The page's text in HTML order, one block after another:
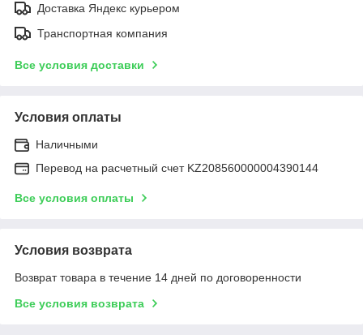
Доставка Яндекс курьером
Транспортная компания
Все условия доставки
Условия оплаты
Наличными
Перевод на расчетный счет KZ208560000004390144
Все условия оплаты
Условия возврата
Возврат товара в течение 14 дней по договоренности
Все условия возврата